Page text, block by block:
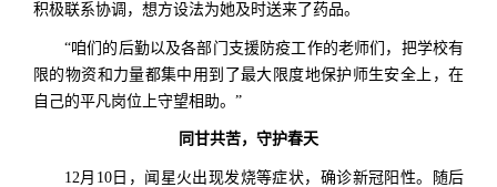
积极联系协调，想方设法为她及时送来了药品。
“咱们的后勤以及各部门支援防疫工作的老师们，把学校有
限的物资和力量都集中用到了最大限度地保护师生安全上，在
自己的平凡岗位上守望相助。”
同甘共苦，守护春天
12月10日，闻星火出现发烧等症状，确诊新冠阳性。随后